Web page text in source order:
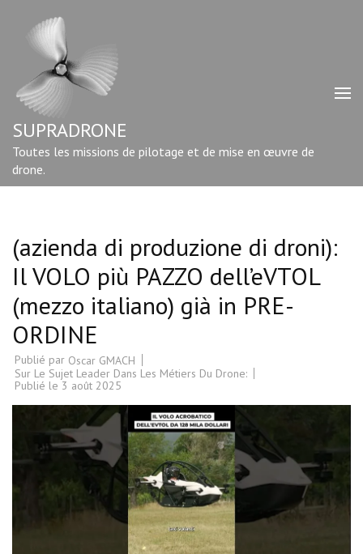
contenu
Entrée)
SUPRADRONE
Toutes les missions de pilotage et de mise en œuvre de
drone.
(azienda di produzione di droni):
Il VOLO più PAZZO dell’eVTOL
(mezzo italiano) già in PRE-
ORDINE
Publié par Oscar GMACH
Sur Le Sujet Leader Dans Les Métiers Du Drone:
Publié le 3 août 2025